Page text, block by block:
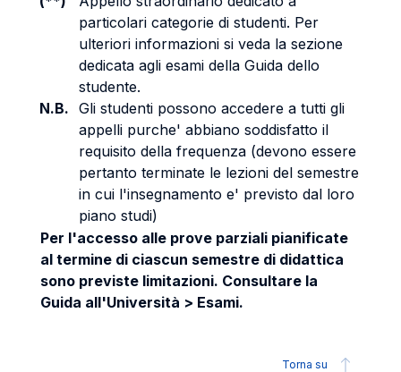
particolari categorie di studenti. Per
ulteriori informazioni si veda la sezione
dedicata agli esami della Guida dello
studente.
N.B. Gli studenti possono accedere a tutti gli
appelli purche' abbiano soddisfatto il
requisito della frequenza (devono essere
pertanto terminate le lezioni del semestre
in cui l'insegnamento e' previsto dal loro
piano studi)
Per l'accesso alle prove parziali pianificate
al termine di ciascun semestre di didattica
sono previste limitazioni. Consultare la
Guida all'Università > Esami.
Torna su